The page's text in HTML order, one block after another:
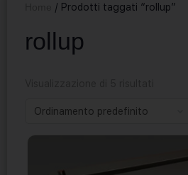
/ Prodotti taggati “rollup”
rollup